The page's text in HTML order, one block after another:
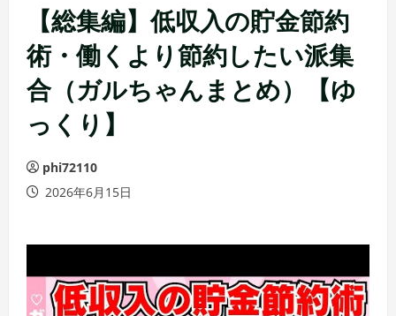
【総集編】低収入の貯金節約
術・働くより節約したい派集
合（ガルちゃんまとめ）【ゆ
っくり】
phi72110
2026年6月15日